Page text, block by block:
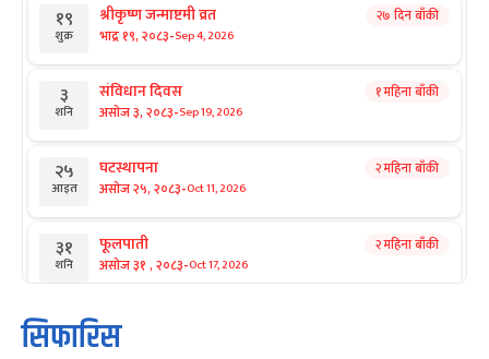
१९
शुक्र
श्रीकृष्ण जन्माष्टमी व्रत
भाद्र १९, २०८३-Sep 4, 2026
२७ दिन बाँकी
३
शनि
संविधान दिवस
असोज ३, २०८३-Sep 19, 2026
१ महिना बाँकी
२५
आइत
घटस्थापना
असोज २५, २०८३-Oct 11, 2026
२ महिना बाँकी
३१
शनि
फूलपाती
असोज ३१ , २०८३-Oct 17, 2026
२ महिना बाँकी
१
आइत
कार्तिक सङ्क्रान्ति
कार्तिक १, २०८३
सिफारिस